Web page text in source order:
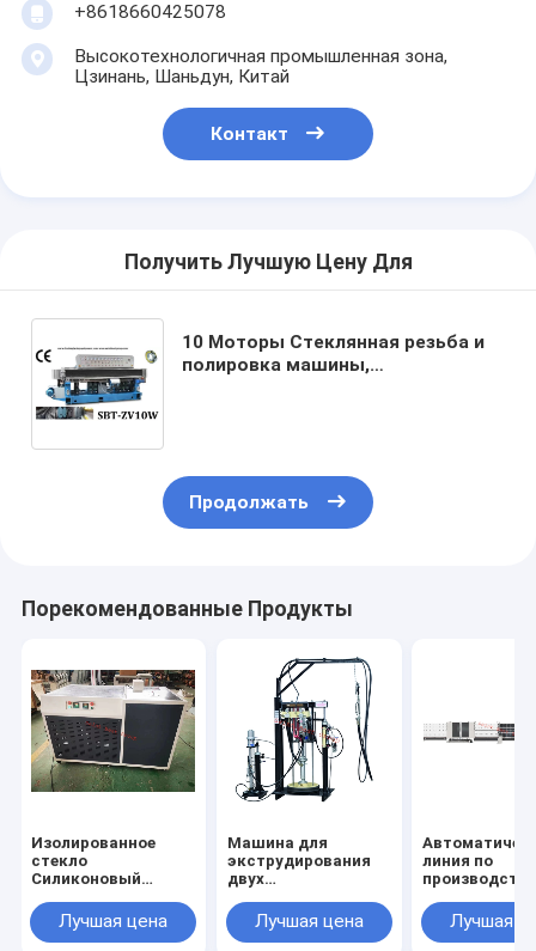
+8618660425078
Высокотехнологичная промышленная зона,
Цзинань, Шаньдун, Китай
Контакт
Получить Лучшую Цену Для
10 Моторы Стеклянная резьба и
полировка машины,
Продолжать
Порекомендованные Продукты
Изолированное
стекло
Силиконовый
морозильник,Изолированное
стекло
Лучшая цена
Машина для
экструдирования
двух
для
экструдирования
Лучшая цена
линия по
производству
стекла для
заполнения
Лучшая